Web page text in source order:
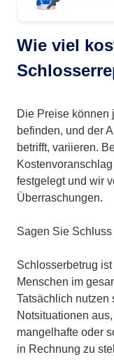
Wie viel
Die Preise können
befinden, und der
betrifft, variieren.
festgelegt und wir
Überraschungen.
Sagen Sie
Schlosserbetrug
Menschen im
Tatsächlich nutzen
Notsituationen
mangelhafte oder
in Rechnung zu